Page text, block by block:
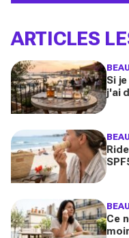
ARTICLES
Si
j'ai
Ce